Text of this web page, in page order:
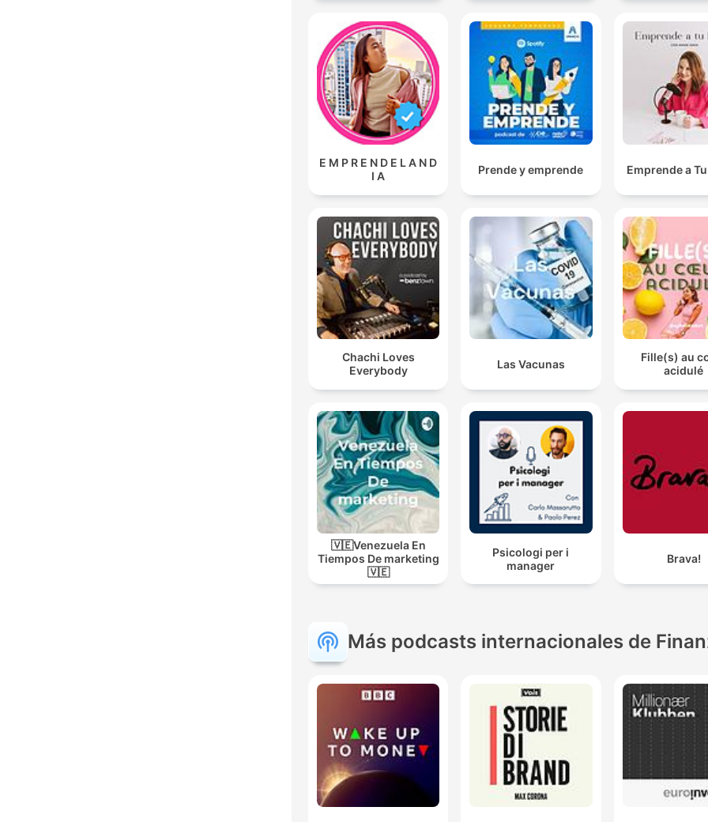
E M P R E N D E L A N D
I A
Prende y emprende Emprende a
Chachi Loves
Everybody
Las Vacunas
Fille(s) au
acidulé
🇻🇪Venezuela En
Tiempos De marketing
🇻🇪
Psicologi per i
manager
Brava!
Más podcasts internacionales de